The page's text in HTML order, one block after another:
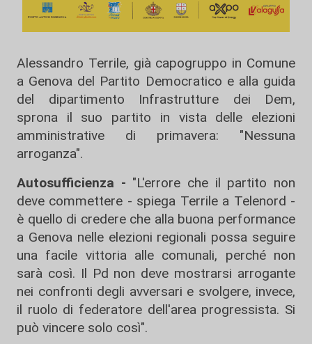
Alessandro Terrile, già capogruppo in Comune
a Genova del Partito Democratico e alla guida
del dipartimento Infrastrutture dei Dem,
sprona il suo partito in vista delle elezioni
amministrative di primavera: "Nessuna
arroganza".
Autosufficienza - "L'errore che il partito non
deve commettere - spiega Terrile a Telenord -
è quello di credere che alla buona performance
a Genova nelle elezioni regionali possa seguire
una facile vittoria alle comunali, perché non
sarà così. Il Pd non deve mostrarsi arrogante
nei confronti degli avversari e svolgere, invece,
il ruolo di federatore dell'area progressista. Si
può vincere solo così".